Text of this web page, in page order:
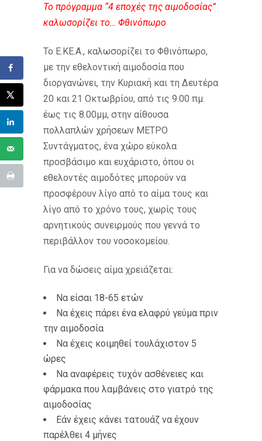
Το πρόγραμμα “4 εποχές της αιμοδοσίας”
καλωσορίζει το… Φθινόπωρο
Το Ε.ΚΕ.Α., καλωσορίζει το Φθινόπωρο,
με την εθελοντική αιμοδοσία που
διοργανώνει, την Κυριακή και τη Δευτέρα
20 και 21 Οκτωβρίου, από τις 9.00 πμ.
έως τις 8.00μμ, στην αίθουσα
πολλαπλών χρήσεων ΜΕΤΡΟ
Συντάγματος, ένα χώρο εύκολα
προσβάσιμο και ευχάριστο, όπου οι
εθελοντές αιμοδότες μπορούν να
προσφέρουν λίγο από το αίμα τους και
λίγο από το χρόνο τους, χωρίς τους
αρνητικούς συνειρμούς που γεννά το
περιβάλλον του νοσοκομείου.
Για να δώσεις αίμα χρειάζεται:
Να είσαι 18-65 ετών
Να έχεις πάρει ένα ελαφρύ γεύμα πριν
την αιμοδοσία
Να έχεις κοιμηθεί τουλάχιστον 5
ώρες
Να αναφέρεις τυχόν ασθένειες και
φάρμακα που λαμβάνεις στο γιατρό της
αιμοδοσίας
Εάν έχεις κάνει τατουάζ να έχουν
παρέλθει 4 μήνες